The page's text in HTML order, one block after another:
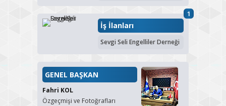
1
İş İlanları
Sevgi Seli Engelliler Derneği
GENEL BAŞKAN
Fahri KOL
Özgeçmişi ve Fotoğrafları